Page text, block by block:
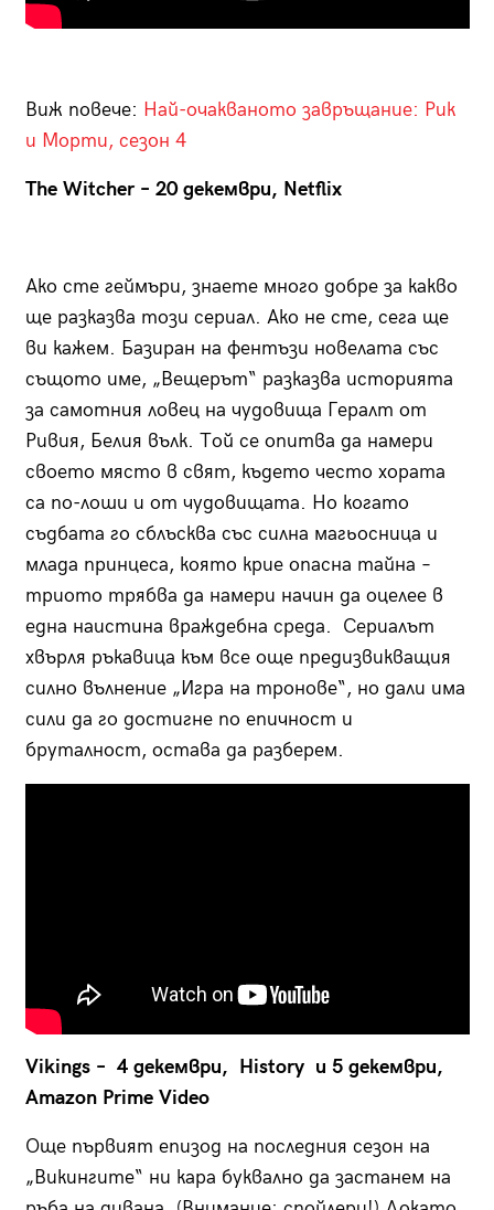
Виж повече: Най-очакваното завръщание: Рик
и Морти, сезон 4
The Witcher – 20 декември, Netflix
Ако сте геймъри, знаете много добре за какво
ще разказва този сериал. Ако не сте, сега ще
ви кажем. Базиран на фентъзи новелата със
същото име, „Вещерът“ разказва историята
за самотния ловец на чудовища Гералт от
Ривия, Белия вълк. Той се опитва да намери
своето място в свят, където често хората
са по-лоши и от чудовищата. Но когато
съдбата го сблъсква със силна магьосница и
млада принцеса, която крие опасна тайна –
триото трябва да намери начин да оцелее в
една наистина враждебна среда. Сериалът
хвърля ръкавица към все още предизвикващия
силно вълнение „Игра на тронове“, но дали има
сили да го достигне по епичност и
бруталност, остава да разберем.
Vikings – 4 декември, History и 5 декември,
Amazon Prime Video
Още първият епизод на последния сезон на
„Викингите“ ни кара буквално да застанем на